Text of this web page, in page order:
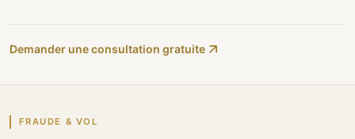
Demander une consultation gratuite
FRAUDE & VOL